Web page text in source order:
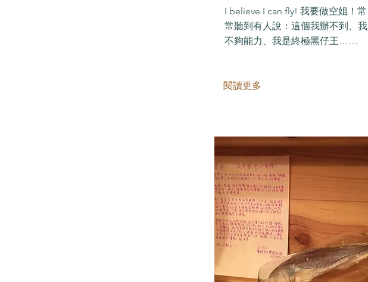
I believe I can fly! 我要做空姐！常
常聽到有人說：這個我辦不到、我
不夠能力、我是終極黑仔王……
閱讀更多